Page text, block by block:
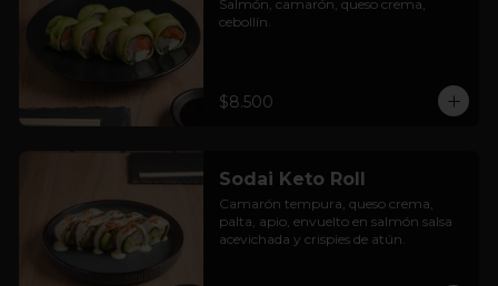
Salmón, camarón, queso crema,
cebollín.
$8.500
Sodai Keto Roll
Camarón tempura, queso crema,
palta, apio, envuelto en salmón salsa
acevichada y crispies de atún.